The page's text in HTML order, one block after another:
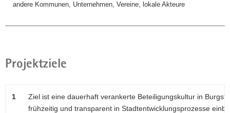
andere Kommunen, Unternehmen, Vereine, lokale Akteure
Projektziele
1
Ziel ist eine dauerhaft verankerte Beteiligungskultur in
frühzeitig und transparent in Stadtentwicklungsprozesse